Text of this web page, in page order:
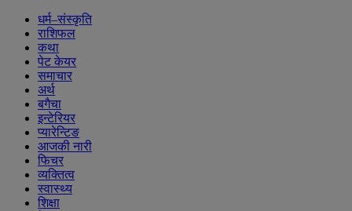
धर्म–संस्कृति
राशिफल
कथा
पेट केयर
समाचार
अर्थ
बगैचा
इन्टेरियर
प्यारेन्टिङ
आजकी नारी
फिचर
व्यक्तित्व
स्वास्थ्य
शिक्षा